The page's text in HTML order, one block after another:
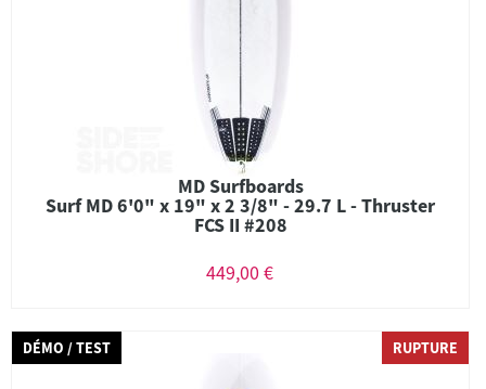
MD Surfboards
Surf MD 6'0" x 19" x 2 3/8" - 29.7 L - Thruster
FCS II #208
449,00 €
DÉMO / TEST RUPTURE